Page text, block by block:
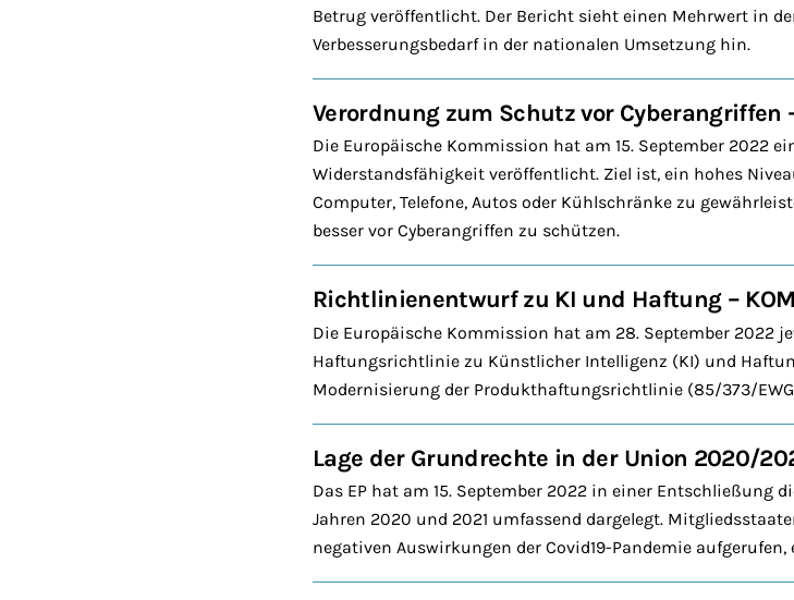
Betrug veröffentlicht. Der Bericht sieht einen Mehrwert in
Verbesserungsbedarf in der nationalen Umsetzung hin.
Verordnung zum Schutz vor Cyberangriffen
Die Europäische Kommission hat am 15. September 2022
Widerstandsfähigkeit veröffentlicht. Ziel ist, ein hohes
Computer, Telefone, Autos oder Kühlschränke zu
besser vor Cyberangriffen zu schützen.
Richtlinienentwurf zu KI und Haftung – KOM
Die Europäische Kommission hat am 28. September 2022
Haftungsrichtlinie zu Künstlicher Intelligenz (KI) und
Modernisierung der Produkthaftungsrichtlinie (85/373/
Lage der Grundrechte in der Union 2020/
Das EP hat am 15. September 2022 in einer Entschließung
Jahren 2020 und 2021 umfassend dargelegt.
negativen Auswirkungen der Covid19-Pandemie